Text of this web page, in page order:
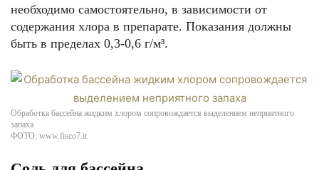
необходимо самостоятельно, в зависимости от
содержания хлора в препарате. Показания должны
быть в пределах 0,3-0,6 г/м³.
Обработка бассейна жидким хлором сопровождается выделением неприятного
запаха
ФОТО: www.fisco7.it